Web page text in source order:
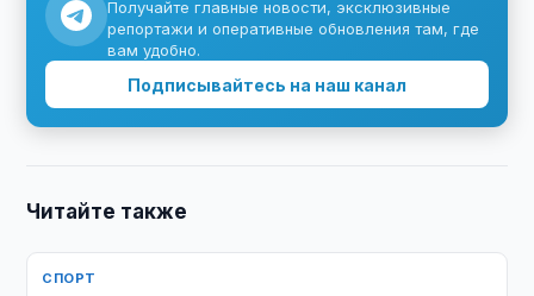
Получайте главные новости, эксклюзивные
репортажи и оперативные обновления там, где
вам удобно.
Подписывайтесь на наш канал
Читайте также
СПОРТ